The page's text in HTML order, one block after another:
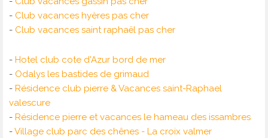
- Club vacances hyères pas cher
- Club vacances saint raphaël pas cher
- Hotel club cote d'Azur bord de mer
- Odalys les bastides de grimaud
- Résidence club pierre & Vacances saint-Raphael
valescure
- Résidence pierre et vacances le hameau des issambres
-Village club parc des chênes - La croix valmer